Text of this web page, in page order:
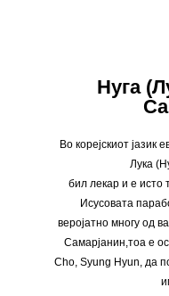
Нуга
Во корејскиот јазик
Лука
бил лекар и е исто
Исусовата
веројатно многу од
Самарјанин,тоа е
Cho, Syung Hyun, да